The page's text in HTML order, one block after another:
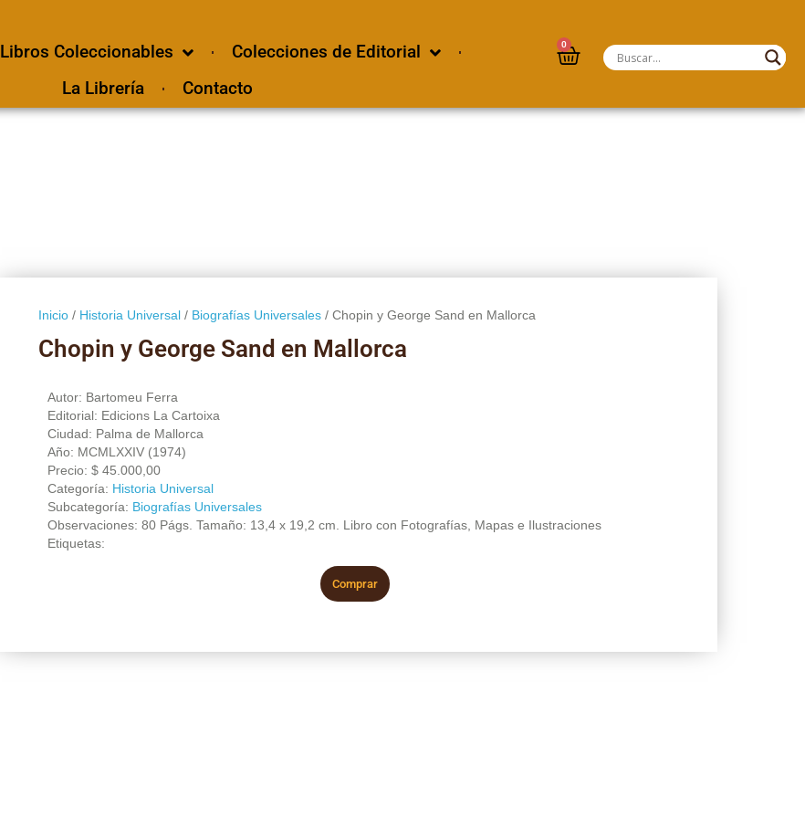
Libros Coleccionables
Colecciones de Editorial
La Librería
Contacto
0
Inicio/ Historia Universal/ Biografías Universales/ Chopin y George Sand en Mallorca
Chopin y George Sand en Mallorca
Autor: Bartomeu Ferra
Editorial: Edicions La Cartoixa
Ciudad: Palma de Mallorca
Año: MCMLXXIV (1974)
Precio: $45.000,00
Categoría: Historia Universal
Subcategoría: Biografías Universales
Observaciones: 80 Págs. Tamaño: 13,4 x 19,2 cm. Libro con Fotografías, Mapas e Ilustraciones
Etiquetas:
Comprar